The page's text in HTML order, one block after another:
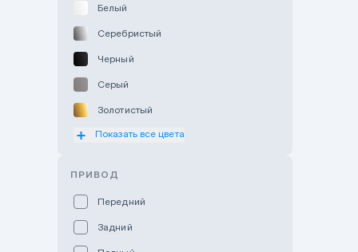
Белый
Серебристый
Черный
Серый
Золотистый
Оранжевый
Показать все цвета
ПРИВОД
Передний
Задний